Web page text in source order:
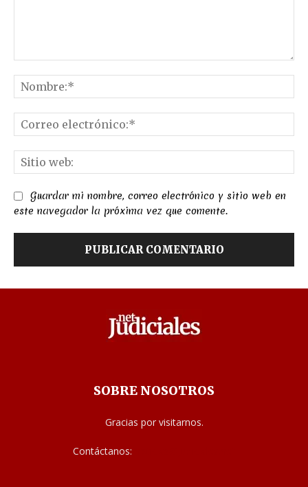
Guardar mi nombre, correo electrónico y sitio web en
este navegador la próxima vez que comente.
SOBRE NOSOTROS
Gracias por visitarnos.
Contáctanos: